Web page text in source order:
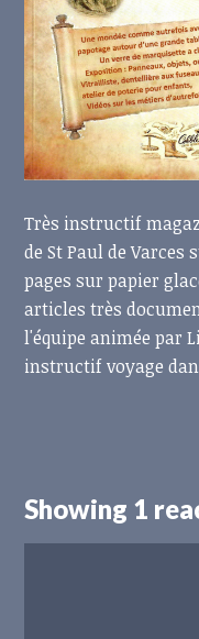
Très instructif
de St Paul de
pages sur papier
articles très
l'équipe animée par
instructif voyage
Showing 1